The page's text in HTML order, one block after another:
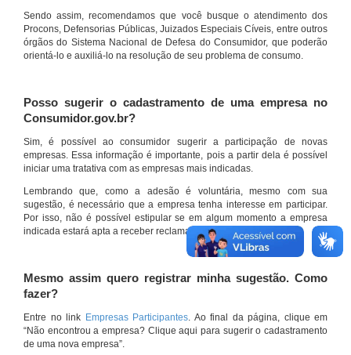
Sendo assim, recomendamos que você busque o atendimento dos
Procons, Defensorias Públicas, Juizados Especiais Cíveis, entre outros
órgãos do Sistema Nacional de Defesa do Consumidor, que poderão
orientá-lo e auxiliá-lo na resolução de seu problema de consumo.
Posso sugerir o cadastramento de uma empresa no
Consumidor.gov.br?
Sim, é possível ao consumidor sugerir a participação de novas
empresas. Essa informação é importante, pois a partir dela é possível
iniciar uma tratativa com as empresas mais indicadas.
Lembrando que, como a adesão é voluntária, mesmo com sua
sugestão, é necessário que a empresa tenha interesse em participar.
Por isso, não é possível estipular se em algum momento a empresa
indicada estará apta a receber reclamações por meio do site.
Mesmo assim quero registrar minha sugestão. Como
fazer?
Entre no link Empresas Participantes. Ao final da página, clique em
“Não encontrou a empresa? Clique aqui para sugerir o cadastramento
de uma nova empresa”.